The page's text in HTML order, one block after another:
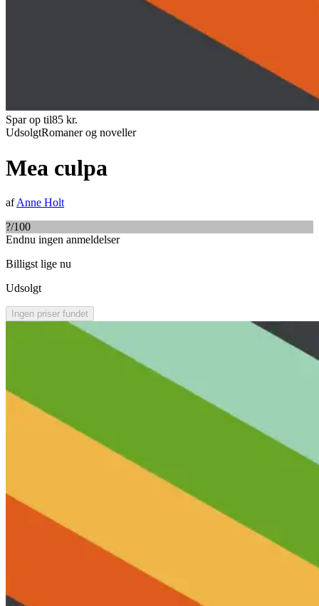
Spar op til85 kr.
UdsolgtRomaner og noveller
Mea culpa
afAnne Holt
?/100
Endnu ingen anmeldelser
Billigst lige nu
Udsolgt
Ingen priser fundet